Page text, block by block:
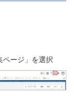
ページ」を選択